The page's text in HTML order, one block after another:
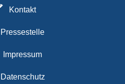
Kontakt
Pressestelle
Impressum
Datenschutz